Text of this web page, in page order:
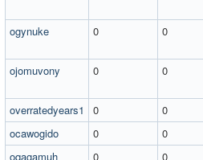
ogynuke
0 0
ojomuvony
0 0
overratedyears1
0 0
ocawogido
0 0
oqagamuh
0 0